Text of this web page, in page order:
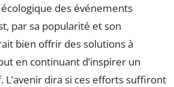
des événements
par sa popularité et son
bien offrir des solutions à
en continuant d’inspirer un
L’avenir dira si ces efforts suffiront